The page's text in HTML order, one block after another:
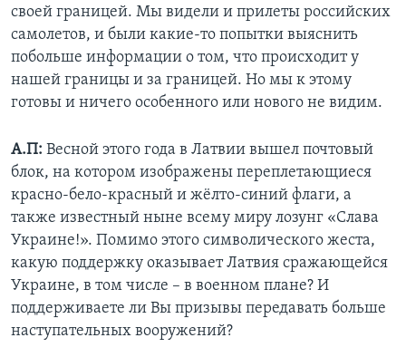
своей границей. Мы видели и прилеты российских
самолетов, и были какие-то попытки выяснить
побольше информации о том, что происходит у
нашей границы и за границей. Но мы к этому
готовы и ничего особенного или нового не видим.
А.П: Весной этого года в Латвии вышел почтовый
блок, на котором изображены переплетающиеся
красно-бело-красный и жёлто-синий флаги, а
также известный ныне всему миру лозунг «Слава
Украине!». Помимо этого символического жеста,
какую поддержку оказывает Латвия сражающейся
Украине, в том числе – в военном плане? И
поддерживаете ли Вы призывы передавать больше
наступательных вооружений?